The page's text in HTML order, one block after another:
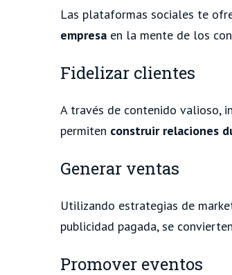
Las plataformas sociales te
empresa en la mente de los
Fidelizar clientes
A través de contenido valioso,
permiten construir relaciones
Generar ventas
Utilizando estrategias de
publicidad pagada, se
Promover eventos